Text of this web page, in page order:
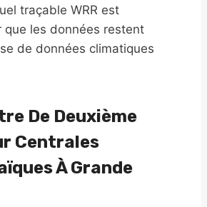
traçable WRR est
que les données restent
de données climatiques
De Deuxième
Centrales
À Grande